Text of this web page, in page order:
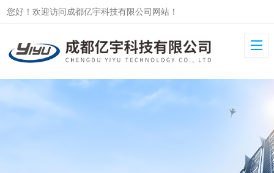
您好！欢迎访问成都亿宇科技有限公司网站！